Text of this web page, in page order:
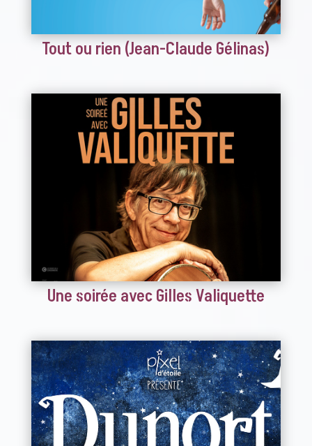
Tout ou rien (Jean-Claude Gélinas)
Une soirée avec Gilles Valiquette